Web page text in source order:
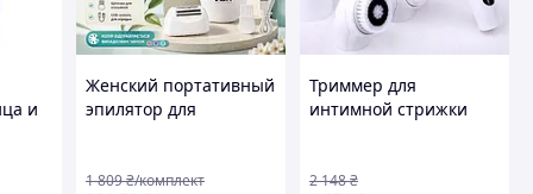
и
Женский портативный
эпилятор для
эпилятор для лица и
1 809₴/комплект
Триммер для
интимной стрижки
провода,
2 148₴